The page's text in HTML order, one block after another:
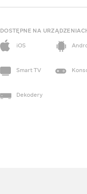
DOSTĘPNE NA
iOS
Smart TV
Dekodery